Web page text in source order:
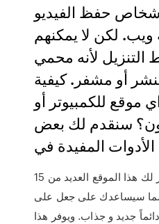
حفظ الفيديو
لكن لا يمكنهم
لأنه محمي
أو مشفر. كيفية
موقع للكمبيوتر أو
سنقدم لك بعض
الأدوات المفيدة في
15 أيار (مايو) 2020 يوفر لك هذا الموقع العديد من
مما سيساعدك على جعل على
جديد و جذاب. ويوفر هذا